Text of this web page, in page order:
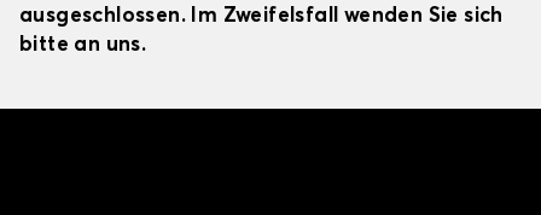
ausgeschlossen. Im Zweifelsfall wenden Sie sich
bitte an uns.